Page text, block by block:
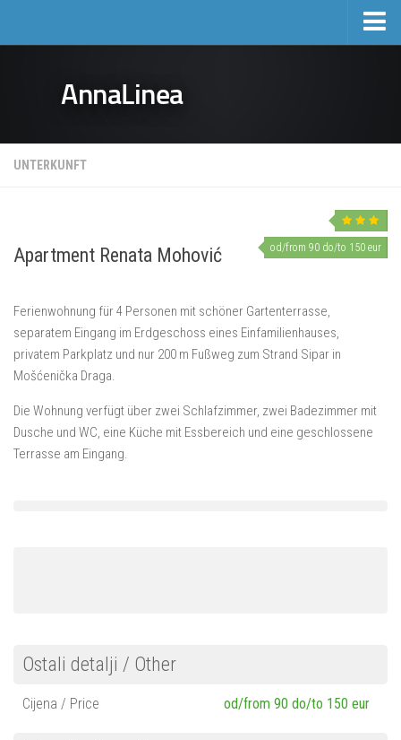
Tourismus
Hotels
Immobilien
Geschehen
Sport & Erholung
Mošćenička Draga und Umgebung
Mošćenička Draga
Mošćenice
AnnaLinea
UNTERKUNFT
od/from 90 do/to 150 eur
Apartment Renata Mohović
Ferienwohnung für 4 Personen mit schöner Gartenterrasse,
separatem Eingang im Erdgeschoss eines Einfamilienhauses,
privatem Parkplatz und nur 200 m Fußweg zum Strand Sipar in
Mošćenička Draga.
Die Wohnung verfügt über zwei Schlafzimmer, zwei Badezimmer mit
Dusche und WC, eine Küche mit Essbereich und eine geschlossene
Terrasse am Eingang.
Ostali detalji / Other
Cijena / Price od/from 90 do/to 150 eur